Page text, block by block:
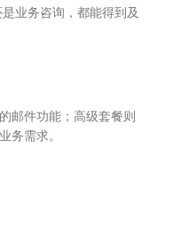
业务咨询，都能得到及
邮件功能；高级套餐则
务需求。